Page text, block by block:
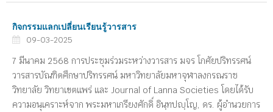
กิจกรรมแลกเปลี่ยนเรียนรู้วารสาร
09-03-2025
7 มีนาคม 2568 การประชุมร่วมระหว่างวารสาร มจร โกศัยปริทรรศน์
วารสารบัณฑิตศึกษาปริทรรศน์ มหาวิทยาลัยมหาจุฬาลงกรณราช
วิทยาลัย วิทยาเขตแพร่ และ Journal of Lanna Societies โดยได้รับ
ความอนุเคราะห์จาก พระมหาเกรียงศักดิ์ อินฺทปญฺโญ, ดร. ผู้อำนวยการ